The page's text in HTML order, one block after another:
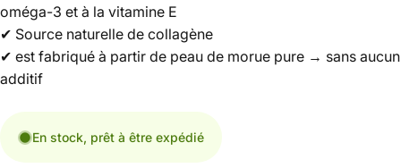
oméga-3 et à la vitamine E
✔ Source naturelle de collagène
✔ est fabriqué à partir de peau de morue pure → sans aucun
additif
En stock, prêt à être expédié